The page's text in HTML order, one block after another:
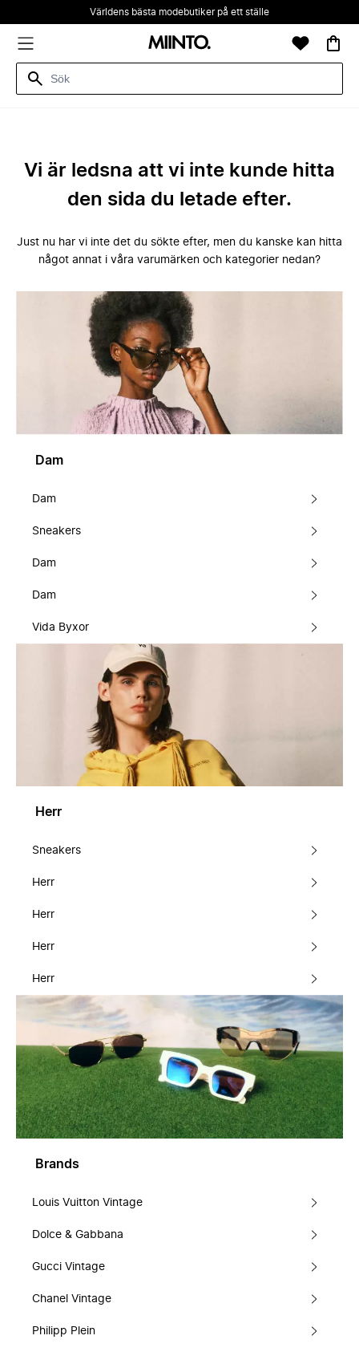
Världens bästa modebutiker på ett ställe
Vi är ledsna att vi inte kunde hitta
den sida du letade efter.
Just nu har vi inte det du sökte efter, men du kanske kan hitta
något annat i våra varumärken och kategorier nedan?
Dam
Dam
Sneakers
Dam
Dam
Vida Byxor
Herr
Sneakers
Herr
Herr
Herr
Herr
Brands
Louis Vuitton Vintage
Dolce & Gabbana
Gucci Vintage
Chanel Vintage
Philipp Plein